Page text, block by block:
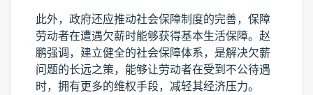
此外，政府还应推动社会保障制度的完善，保障
劳动者在遭遇欠薪时能够获得基本生活保障。赵
鹏强调，建立健全的社会保障体系，是解决欠薪
问题的长远之策，能够让劳动者在受到不公待遇
时，拥有更多的维权手段，减轻其经济压力。